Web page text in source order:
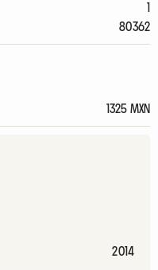
1
80362
1325 MXN
2014